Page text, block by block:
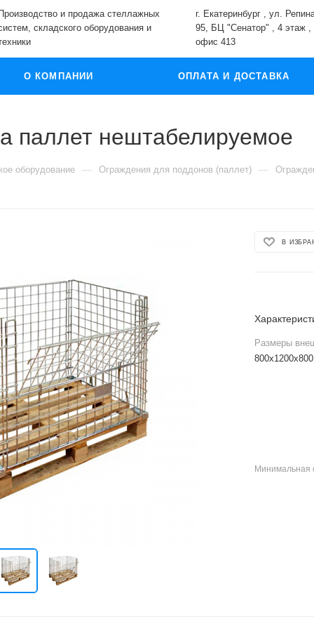
Производство и продажа стеллажных
складского оборудования и
г. Екатеринбург , ул.
95, БЦ "Сенатор" , 4 этаж ,
офис 413
О КОМПАНИИ ОПЛАТА И ДОСТАВКА
паллет нештабелируемое
оборудование — Ограждения для поддонов (паллет) —
В
Размеры
800х1200х800
Минимальная